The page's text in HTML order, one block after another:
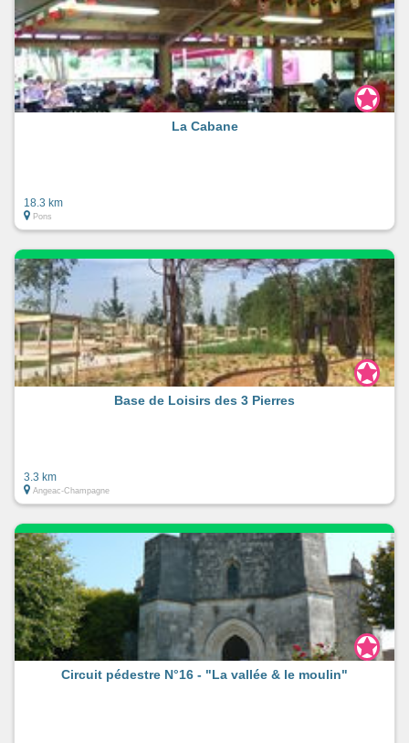
La Cabane
18.3 km
Pons
Base de Loisirs des 3 Pierres
3.3 km
Angeac-Champagne
Circuit pédestre N°16 - "La vallée & le moulin"